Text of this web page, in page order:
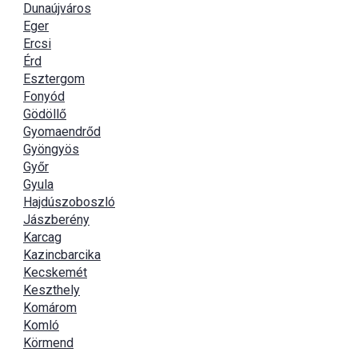
Dunaújváros
Eger
Ercsi
Érd
Esztergom
Fonyód
Gödöllő
Gyomaendrőd
Gyöngyös
Győr
Gyula
Hajdúszoboszló
Jászberény
Karcag
Kazincbarcika
Kecskemét
Keszthely
Komárom
Komló
Körmend